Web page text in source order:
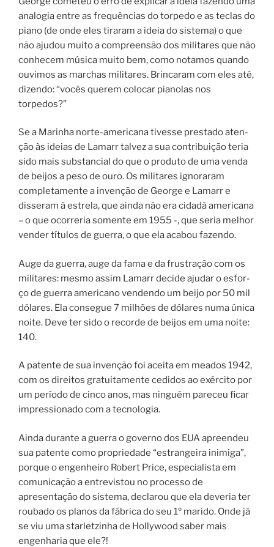
ana­lo­gia entre as frequên­ci­as do tor­pe­do e as teclas do
pia­no (de onde eles tiraram a ideia do sistema) o que
não ajudou muito a compreensão dos militares que não
conhecem música muito bem, como notamos quando
ouvimos as marchas militares. Brincaram com eles até,
dizendo: “vocês querem colocar pianolas nos
torpedos?”
Se a Marinha norte-americana tivesse pres­ta­do aten­
ção às idei­as de Lamarr tal­vez a sua con­tri­bui­ção teria
sido mais subs­tan­ci­al do que o pro­du­to de uma ven­da
de bei­jos a peso de ouro. Os militares ignoraram
completamente a invenção de George e Lamarr e
disseram à estrela, que ainda não era cidadã americana
– o que ocorreria somente em 1955 -, que seria melhor
vender títulos de guerra, o que ela acabou fazendo.
Auge da guer­ra, auge da fama e da frustração com os
militares: mesmo assim Lamarr deci­de aju­dar o esfor­
ço de guer­ra ame­ri­ca­no ven­den­do um bei­jo por 50 mil
dóla­res. Ela consegue 7 milhões de dóla­res numa úni­ca
noi­te. Deve ter sido o recorde de beijos em uma noite:
140.
A paten­te de sua invenção foi acei­ta em meados 1942,
com os direi­tos gra­tui­ta­men­te cedi­dos ao exér­ci­to por
um perío­do de cin­co anos, mas nin­guém pare­ceu ficar
impres­si­o­na­do com a tecnologia.
Ainda durante a guerra o governo dos EUA apreendeu
sua patente como propriedade “estrangeira inimiga”,
porque o engenheiro Robert Price, especialista em
comunicação a entrevistou no processo de
apresentação do sistema, declarou que ela deveria ter
roubado os planos da fábrica do seu 1º marido. Onde já
se viu uma starletzinha de Hollywood saber mais
engenharia que ele?!